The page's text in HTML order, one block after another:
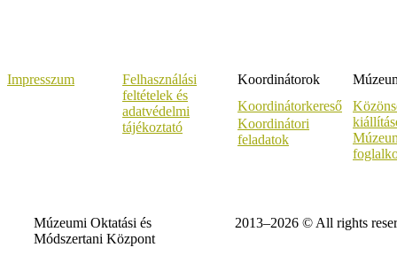
Impresszum
Felhasználási
feltételek és
adatvédelmi
tájékoztató
Koordinátorok
Koordinátorkereső
Koordinátori
feladatok
Múzeumi Oktatási és
Módszertani Központ
2013–2026 © All rights